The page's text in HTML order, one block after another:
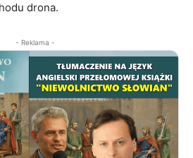
drona.
- Reklama -